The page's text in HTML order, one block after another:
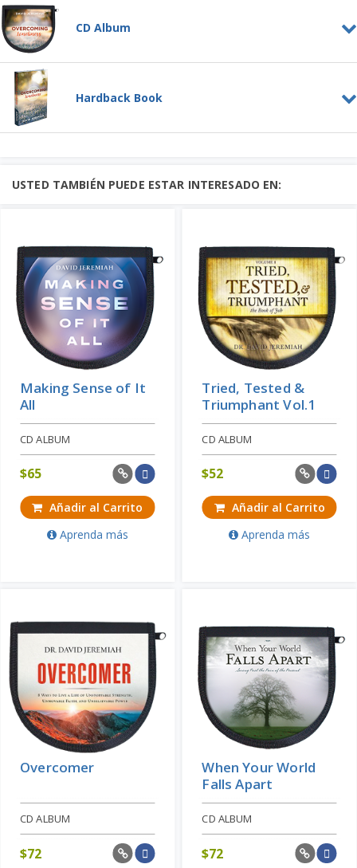
CD Album
Overcoming Loneliness
Loneliness is an emotion that touches
Hardback Book
Overcoming Loneliness
our time....
USTED TAMBIÉN PUEDE ESTAR INTERESADO EN:
Making Sense of It
All
CD ALBUM
$65
Añadir al Carrito
Aprenda más
Tried, Tested &
Triumphant Vol.1
CD ALBUM
$52
Añadir al Carrito
Aprenda más
Overcomer
CD ALBUM
$72
When Your World
Falls Apart
CD ALBUM
$72